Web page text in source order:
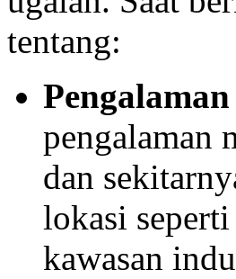
tentang:
pengalaman
dan
lokasi
kawasan